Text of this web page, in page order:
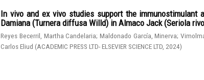
In vivo and ex vivo studies support the immunostimulant
Damiana (Turnera diffusa Willd) in Almaco Jack (Seriola
Reyes Becerril, Martha Candelaria;Maldonado García, Minerva;
Carlos Eliud (ACADEMIC PRESS LTD- ELSEVIER SCIENCE LTD 2024)